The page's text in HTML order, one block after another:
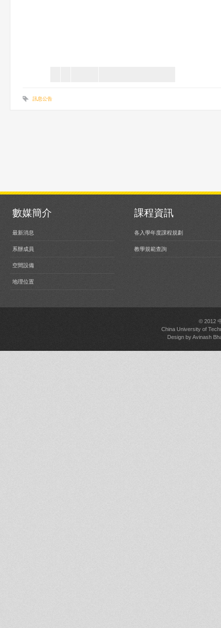
訊息公告
數媒簡介
最新消息
系辦成員
空間設備
地理位置
課程資訊
各入學年度課程規劃
教學規範查詢
© 2012
China University of
Design byAvinash